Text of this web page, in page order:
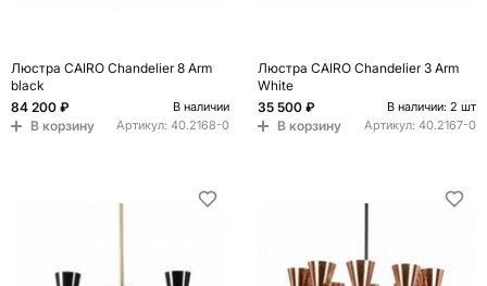
Люстра CAIRO Chandelier 8 Arm
black
84 200 ₽
В наличии
В корзину Артикул: 40.2168-0
Люстра CAIRO Chandelier 3 Arm
White
35 500 ₽
В наличии: 2 шт
В корзину Артикул: 40.2167-0